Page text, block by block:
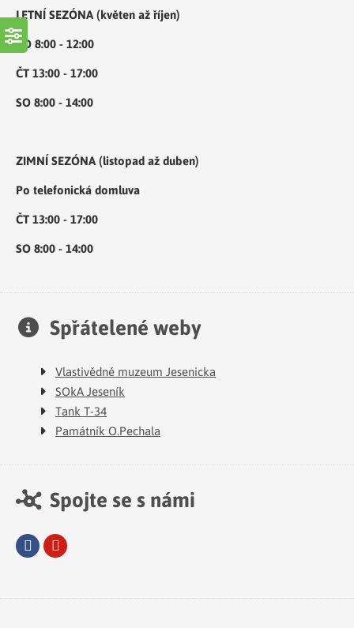
LETNÍ SEZÓNA (květen až říjen)
PO 8:00 - 12:00
ČT 13:00 - 17:00
SO 8:00 - 14:00
ZIMNÍ SEZÓNA (listopad až duben)
Po telefonická domluva
ČT 13:00 - 17:00
SO 8:00 - 14:00
Spřátelené weby
Vlastivědné muzeum Jesenicka
SOkA Jeseník
Tank T-34
Památník O.Pechala
Spojte se s námi
Facebook